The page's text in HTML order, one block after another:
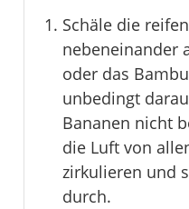
Schäle die
nebeneinander
oder das
unbedingt
Bananen nicht
die Luft von
zirkulieren und
durch.